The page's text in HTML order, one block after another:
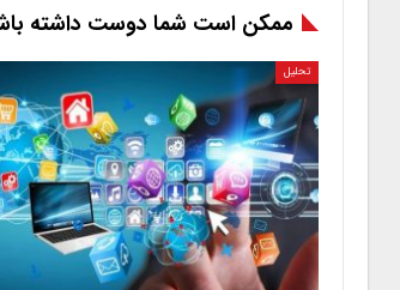
ممکن است شما دوست داشته
تحلیل